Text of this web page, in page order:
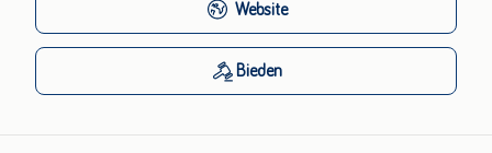
Website
Bieden